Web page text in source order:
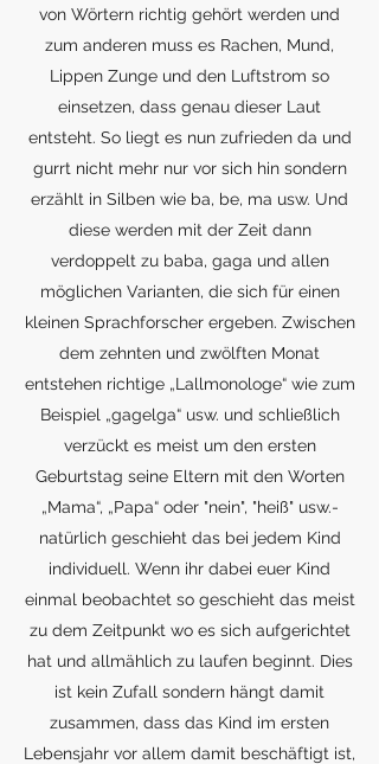
von Wörtern richtig gehört werden und
zum anderen muss es Rachen, Mund,
Lippen Zunge und den Luftstrom so
einsetzen, dass genau dieser Laut
entsteht. So liegt es nun zufrieden da und
gurrt nicht mehr nur vor sich hin sondern
erzählt in Silben wie ba, be, ma usw. Und
diese werden mit der Zeit dann
verdoppelt zu baba, gaga und allen
möglichen Varianten, die sich für einen
kleinen Sprachforscher ergeben. Zwischen
dem zehnten und zwölften Monat
entstehen richtige „Lallmonologe“ wie zum
Beispiel „gagelga“ usw. und schließlich
verzückt es meist um den ersten
Geburtstag seine Eltern mit den Worten
„Mama“, „Papa“ oder "nein", "heiß" usw.-
natürlich geschieht das bei jedem Kind
individuell. Wenn ihr dabei euer Kind
einmal beobachtet so geschieht das meist
zu dem Zeitpunkt wo es sich aufgerichtet
hat und allmählich zu laufen beginnt. Dies
ist kein Zufall sondern hängt damit
zusammen, dass das Kind im ersten
Lebensjahr vor allem damit beschäftigt ist,